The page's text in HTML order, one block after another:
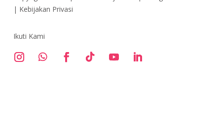
| Kebijakan Privasi
Ikuti Kami